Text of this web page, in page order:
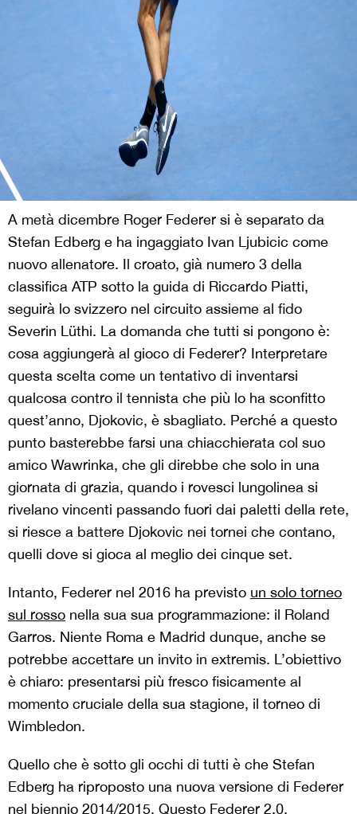
A metà dicembre Roger Federer si è separato da
Stefan Edberg e ha ingaggiato Ivan Ljubicic come
nuovo allenatore. Il croato, già numero 3 della
classifica ATP sotto la guida di Riccardo Piatti,
seguirà lo svizzero nel circuito assieme al fido
Severin Lüthi. La domanda che tutti si pongono è:
cosa aggiungerà al gioco di Federer? Interpretare
questa scelta come un tentativo di inventarsi
qualcosa contro il tennista che più lo ha sconfitto
quest’anno, Djokovic, è sbagliato. Perché a questo
punto basterebbe farsi una chiacchierata col suo
amico Wawrinka, che gli direbbe che solo in una
giornata di grazia, quando i rovesci lungolinea si
rivelano vincenti passando fuori dai paletti della rete,
si riesce a battere Djokovic nei tornei che contano,
quelli dove si gioca al meglio dei cinque set.
Intanto, Federer nel 2016 ha previsto un solo torneo
sul rosso nella sua sua programmazione: il Roland
Garros. Niente Roma e Madrid dunque, anche se
potrebbe accettare un invito in extremis. L’obiettivo
è chiaro: presentarsi più fresco fisicamente al
momento cruciale della sua stagione, il torneo di
Wimbledon.
Quello che è sotto gli occhi di tutti è che Stefan
Edberg ha riproposto una nuova versione di Federer
nel biennio 2014/2015. Questo Federer 2.0,